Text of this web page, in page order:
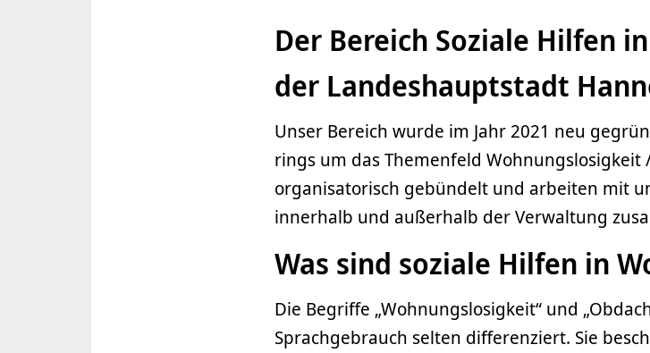
Der Bereich Soziale Hilfen
der Landeshauptstadt
Unser Bereich wurde im Jahr 2021 neu
rings um das Themenfeld Wohnungslosigkeit
organisatorisch gebündelt und arbeiten mit
innerhalb und außerhalb der Verwaltung
Was sind soziale Hilfen in
Die Begriffe „Wohnungslosigkeit“ und
Sprachgebrauch selten differenziert. Sie